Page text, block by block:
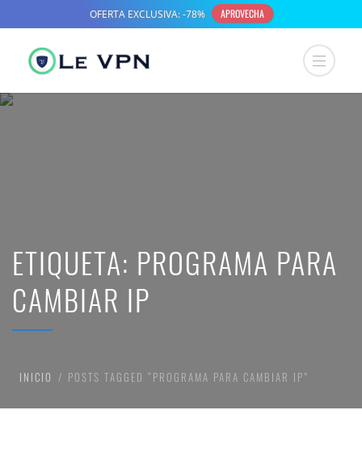
ETIQUETA: PROGRAMA PARA
CAMBIAR IP
INICIO POSTS TAGGED “PROGRAMA PARA CAMBIAR IP”